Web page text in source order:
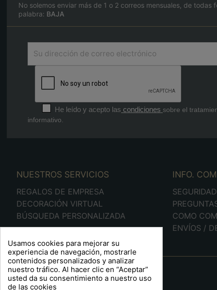
No solemos enviar más de 1 o 2 correos mensuales, de
palabra: BAJA
He leído y acepto las condiciones sobre el
informativo.
NUESTROS SERVICIOS
REGALOS DE EMPRESA
DECORACIÓN VIRTUAL
BÚSQUEDA PERSONALIZADA
INFO.
SEGURIDAD
COMO
ENVÍOS /
A R T S F I T É
Plaça Barcelona, 6
Usamos cookies para mejorar su
experiencia de navegación, mostrarle
contenidos personalizados y analizar
nuestro tráfico. Al hacer clic en “Aceptar”
usted da su consentimiento a nuestro uso
de las cookies